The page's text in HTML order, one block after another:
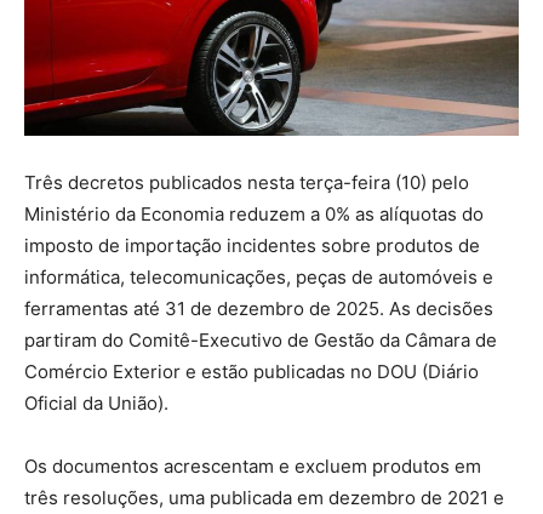
Três decretos publicados nesta terça-feira (10) pelo
Ministério da Economia reduzem a 0% as alíquotas do
imposto de importação incidentes sobre produtos de
informática, telecomunicações, peças de automóveis e
ferramentas até 31 de dezembro de 2025. As decisões
partiram do Comitê-Executivo de Gestão da Câmara de
Comércio Exterior e estão publicadas no DOU (Diário
Oficial da União).
Os documentos acrescentam e excluem produtos em
três resoluções, uma publicada em dezembro de 2021 e